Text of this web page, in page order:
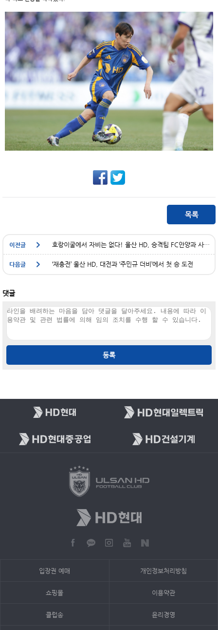
호랑이굴에서 자비는 없다! 울산 HD, 승격팀 FC안양과 사상 첫 대결
‘재충전’ 울산 HD, 대전과 ‘주민규 더비’에서 첫 승 도전
댓글
등록
입장권 예매 개인정보처리방침
쇼핑몰 이용약관
클럽송 윤리경영